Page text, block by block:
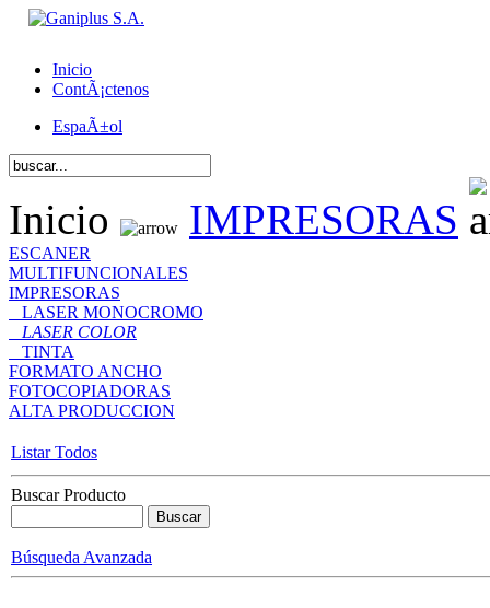
Inicio
ContÃ¡ctenos
EspaÃ±ol
Inicio IMPRESORAS
ESCANER
MULTIFUNCIONALES
IMPRESORAS
LASER MONOCROMO
LASER COLOR
TINTA
FORMATO ANCHO
FOTOCOPIADORAS
ALTA PRODUCCION
Listar Todos
Buscar Producto
Búsqueda Avanzada